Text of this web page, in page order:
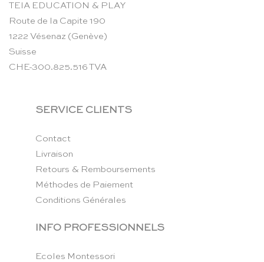
TEIA EDUCATION & PLAY
Route de la Capite 190
1222 Vésenaz (Genève)
Suisse
CHE-300.825.516 TVA
SERVICE CLIENTS
Contact
Livraison
Retours & Remboursements
Méthodes de Paiement
Conditions Générales
INFO PROFESSIONNELS
Ecoles Montessori